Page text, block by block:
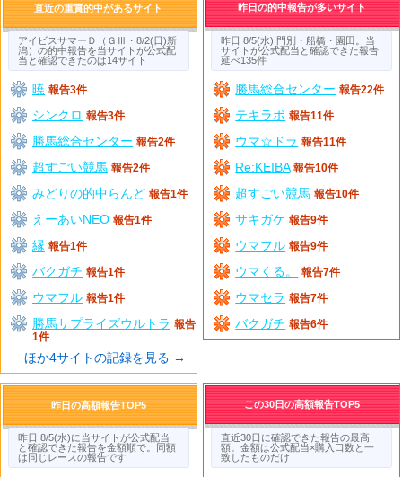
直近の重賞的中があるサイト
アイビスサマーＤ（ＧⅢ・8/2(日)新
潟）の的中報告を当サイトが公式配
当と確認できたのは14サイト
暁 報告3件
シンクロ 報告3件
勝馬総合センター 報告2件
超すごい競馬 報告2件
みどりの的中らんど 報告1件
えーあいNEO 報告1件
縁 報告1件
バクガチ 報告1件
ウマフル 報告1件
勝馬サプライズウルトラ 報告
1件
ほか4サイトの記録を見る →
昨日の的中報告が多いサイト
昨日 8/5(水) 門別・船橋・園田。当
サイトが公式配当と確認できた報告
延べ135件
勝馬総合センター 報告22件
テキラボ 報告11件
ウマ☆ドラ 報告11件
Re:KEIBA 報告10件
超すごい競馬 報告10件
サキガケ 報告9件
ウマフル 報告9件
ウマくる。 報告7件
ウマセラ 報告7件
バクガチ 報告6件
昨日の高額報告TOP5
昨日 8/5(水)に当サイトが公式配当
と確認できた報告を金額順で。同額
は同じレースの報告です
この30日の高額報告TOP5
直近30日に確認できた報告の最高
額。金額は公式配当×購入口数と一
致したものだけ